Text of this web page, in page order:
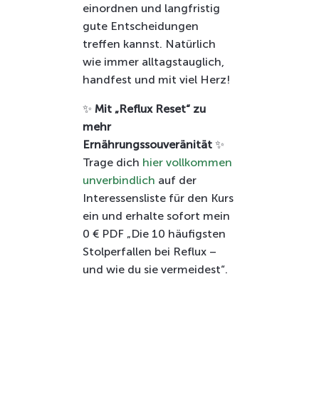
einordnen und langfristig
gute Entscheidungen
treffen kannst. Natürlich
wie immer alltagstauglich,
handfest und mit viel Herz!
✨ Mit „Reflux Reset“ zu
mehr
Ernährungssouveränität ✨
Trage dich hier vollkommen
unverbindlich auf der
Interessensliste für den Kurs
ein und erhalte sofort mein
0 € PDF „Die 10 häufigsten
Stolperfallen bei Reflux –
und wie du sie vermeidest“.